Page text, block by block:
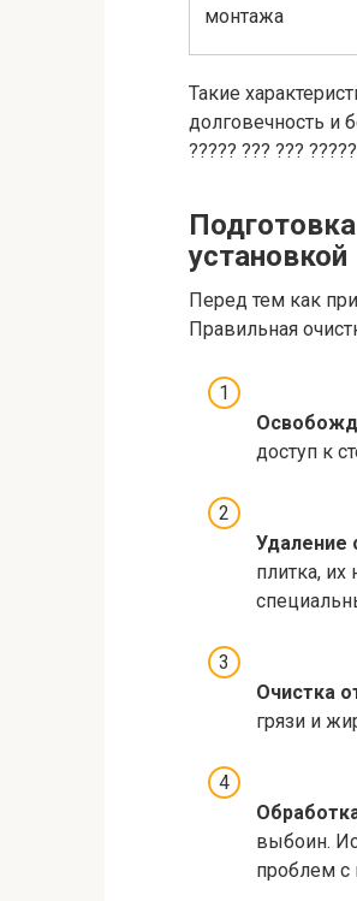
монтажа
Такие
долговечность и
????? ??? ???
установкой
Перед тем как
Правильная
доступ к
Удаление
плитка,
Очистка
грязи и
выбоин.
проблем с